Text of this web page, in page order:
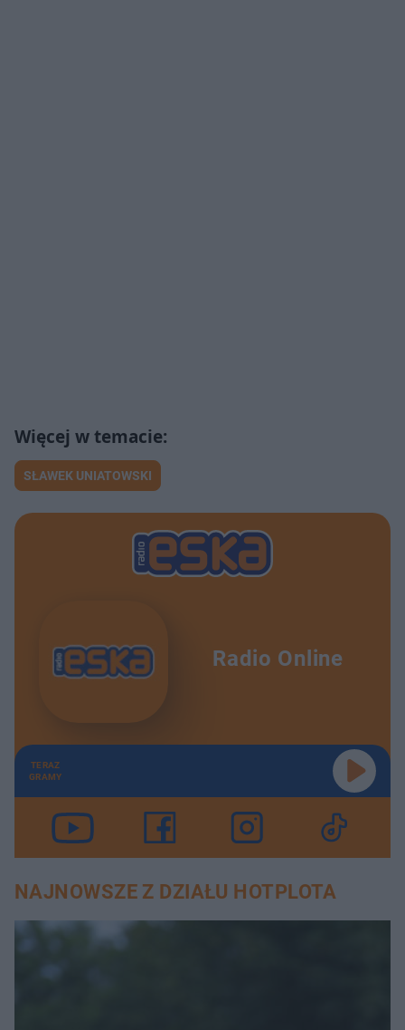
SŁAWEK UNIATOWSKI
Radio Online
TERAZ
GRAMY
NAJNOWSZE Z DZIAŁU HOTPLOTA